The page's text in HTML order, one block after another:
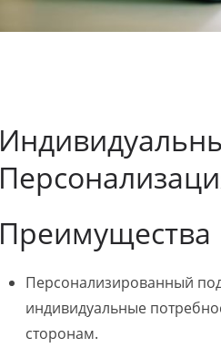
Преимущества
Персонализированный
индивидуальные
сторонам.